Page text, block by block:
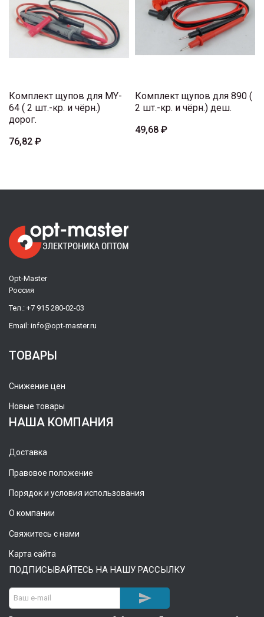
Комплект щупов для MY-
64 ( 2 шт.-кр. и чёрн.)
дорог.
76,82 ₽
Комплект щупов для 890 (
2 шт.-кр. и чёрн.) деш.
49,68 ₽
Opt-Master
Россия
Тел.: +7 915 280-02-03
Email: info@opt-master.ru
ТОВАРЫ
Снижение цен
Новые товары
НАША КОМПАНИЯ
Доставка
Правовое положение
Порядок и условия использования
О компании
Свяжитесь с нами
Карта сайта
ПОДПИСЫВАЙТЕСЬ НА НАШУ РАССЫЛКУ
